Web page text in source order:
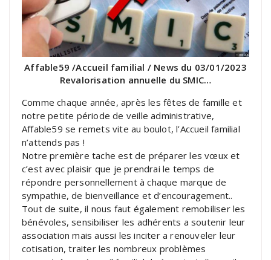
Affable59 /Accueil familial / News du 03/01/2023
Revalorisation annuelle du SMIC…
Comme chaque année, après les fêtes de famille et
notre petite période de veille administrative,
Affable59 se remets vite au boulot, l’Accueil familial
n’attends pas !
Notre première tache est de préparer les vœux et
c’est avec plaisir que je prendrai le temps de
répondre personnellement à chaque marque de
sympathie, de bienveillance et d’encouragement..
Tout de suite, il nous faut également remobiliser les
bénévoles, sensibiliser les adhérents a soutenir leur
association mais aussi les inciter a renouveler leur
cotisation, traiter les nombreux problèmes